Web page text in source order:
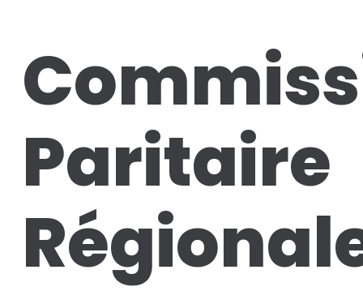
Paritaire